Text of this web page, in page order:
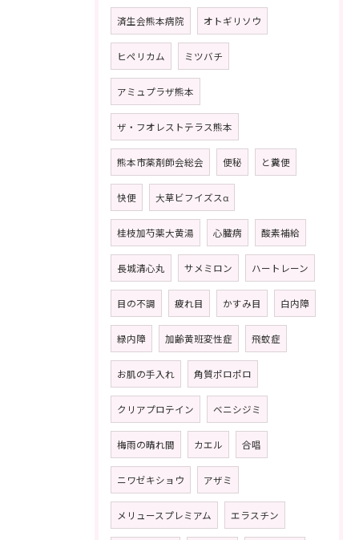
済生会熊本病院 オトギリソウ
ヒペリカム ミツバチ
アミュプラザ熊本
ザ・フオレストテラス熊本
熊本市薬剤師会総会 便秘 と糞便
快便 大草ビフイズスα
桂枝加芍薬大黄湯 心臓病 酸素補給
長城清心丸 サメミロン ハートレーン
目の不調 疲れ目 かすみ目 白内障
緑内障 加齢黄班変性症 飛蚊症
お肌の手入れ 角質ポロポロ
クリアプロテイン ベニシジミ
梅雨の晴れ間 カエル 合唱
ニワゼキショウ アザミ
メリュースプレミアム エラスチン